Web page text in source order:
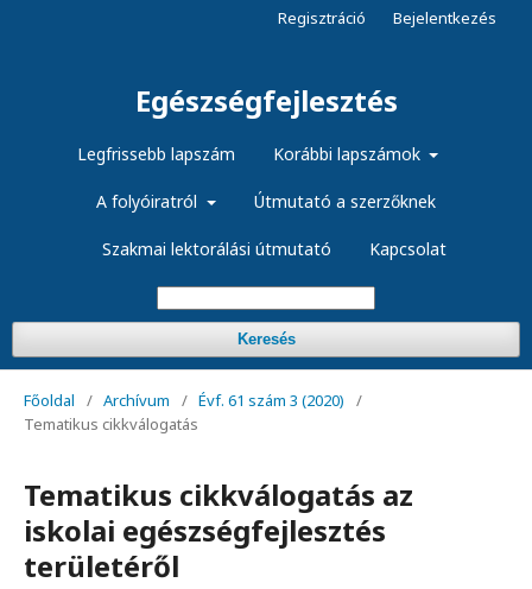
Egészségfejlesztés
Legfrissebb lapszám Korábbi lapszámok
A folyóiratról Útmutató a szerzőknek
Szakmai lektorálási útmutató Kapcsolat
Keresés
Regisztráció Bejelentkezés
Főoldal / Archívum / Évf. 61 szám 3 (2020)
/
Tematikus cikkválogatás
Tematikus cikkválogatás az
iskolai egészségfejlesztés
területéről